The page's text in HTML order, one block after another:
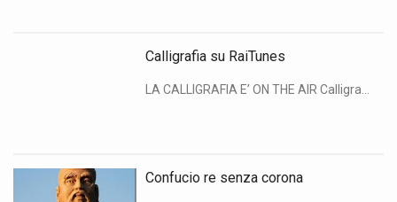
Calligrafia su RaiTunes
LA CALLIGRAFIA E’ ON THE AIR Calligrafia cinese e musica: binomio inedito, ma di suggestione garantita. Mercoledì 27 aprile, tra le 22.40 e mezzanotte, Rai Tunes, trasmissione di Radio Due, ha avuto come ospite d’eccezione Fu Haifeng, calligrafo e docente dell’Istituto Confucio. Fu ha interpretato in diretta la playlist selezionata dal dj Alessio Bertallot, ripreso […]
Confucio re senza corona